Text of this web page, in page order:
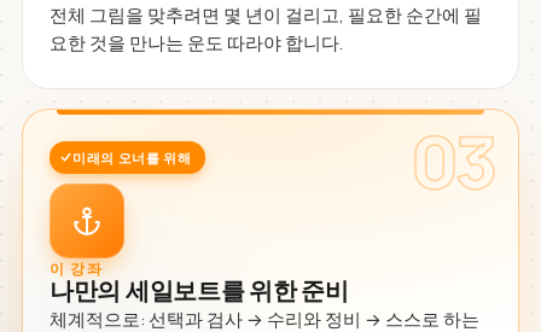
전체 그림을 맞추려면 몇 년이 걸리고, 필요한 순간에 필
요한 것을 만나는 운도 따라야 합니다.
03
미래의 오너를 위해
이 강좌
나만의 세일보트를 위한 준비
체계적으로: 선택과 검사 → 수리와 정비 → 스스로 하는